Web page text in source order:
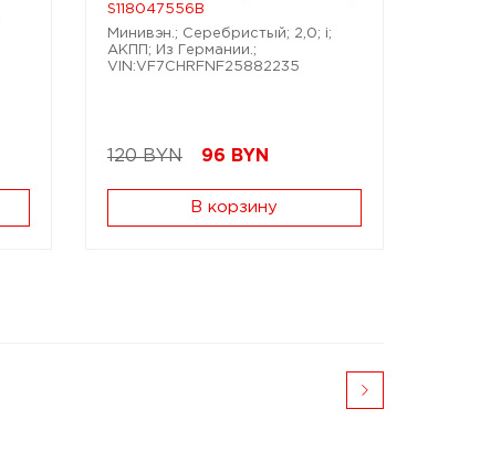
S118047556B
Минивэн.; Серебристый; 2,0; i;
АКПП; Из Германии.;
VIN:VF7CHRFNF25882235
120 BYN 96 BYN
В корзину